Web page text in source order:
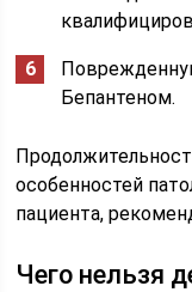
Бепантеном.
особенностей
пациента,
Чего нельзя